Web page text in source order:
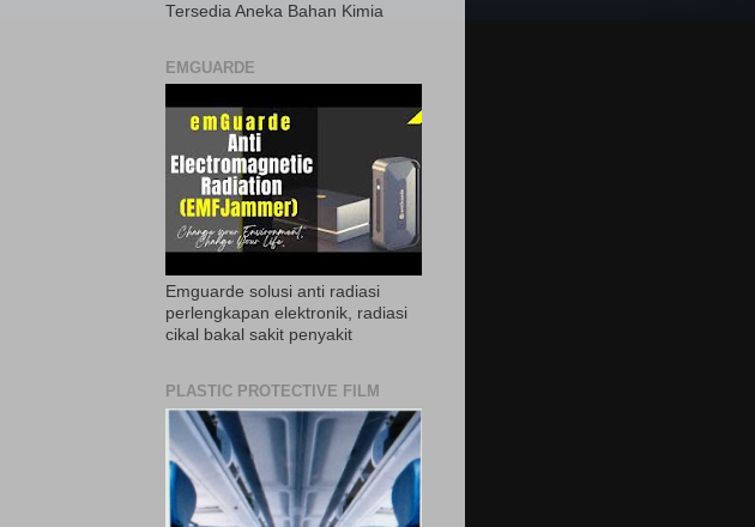
Tersedia Aneka Bahan Kimia
EMGUARDE
Emguarde solusi anti radiasi
perlengkapan elektronik, radiasi
cikal bakal sakit penyakit
PLASTIC PROTECTIVE FILM